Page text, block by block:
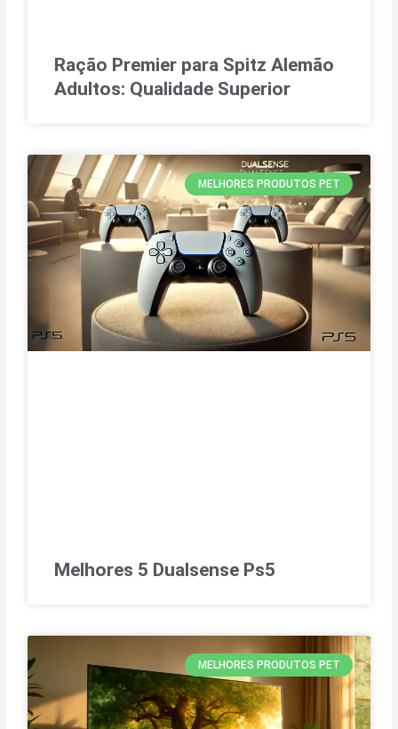
Ração Premier para Spitz Alemão
Adultos: Qualidade Superior
MELHORES PRODUTOS PET
Melhores 5 Dualsense Ps5
MELHORES PRODUTOS PET